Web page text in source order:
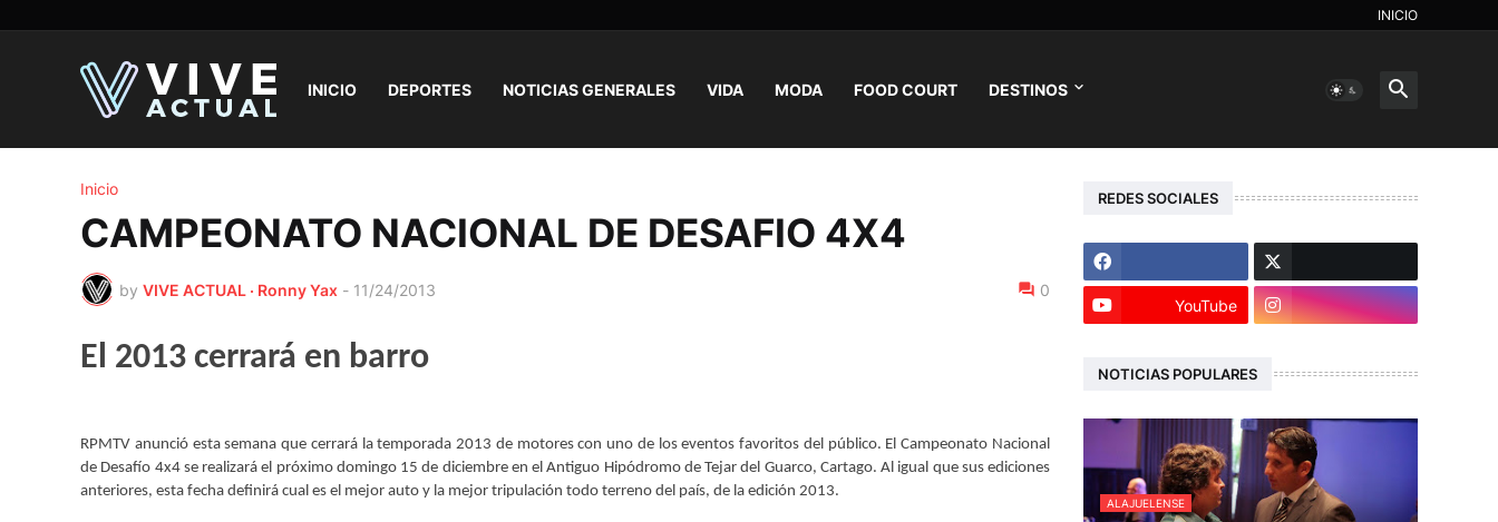
INICIO
INICIO DEPORTES NOTICIAS GENERALES VIDA MODA FOOD COURT DESTINOS
Inicio
CAMPEONATO NACIONAL DE DESAFIO 4X4
by VIVE ACTUAL · Ronny Yax - 11/24/2013 0
El 2013 cerrará en barro
RPMTV anunció esta semana que cerrará la temporada 2013 de motores con uno de los eventos favoritos del público. El Campeonato Nacional
de Desafío 4x4 se realizará el próximo domingo 15 de diciembre en el Antiguo Hipódromo de Tejar del Guarco, Cartago. Al igual que sus ediciones
anteriores, esta fecha definirá cual es el mejor auto y la mejor tripulación todo terreno del país, de la edición 2013.
REDES SOCIALES
YouTube
NOTICIAS POPULARES
ALAJUELENSE